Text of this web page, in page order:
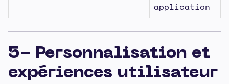
application
5- Personnalisation et
expériences utilisateur